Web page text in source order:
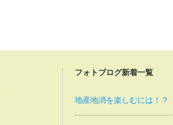
フォトブログ新着一覧
地産地消を楽しむには！？